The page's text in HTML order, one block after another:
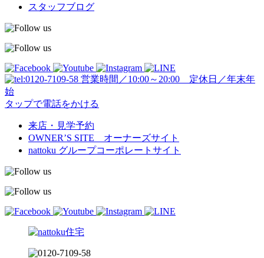
スタッフブログ
営業時間／10:00～20:00 定休日／年末年
始
タップで電話をかける
来店・見学予約
OWNER’S SITE オーナーズサイト
nattoku グループコーポレートサイト